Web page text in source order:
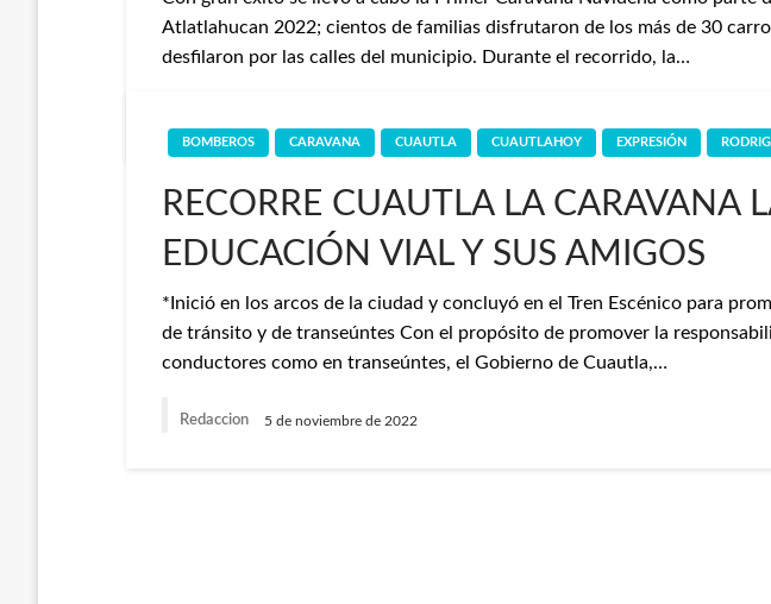
Atlatlahucan 2022; cientos de familias disfrutaron de los más de 30
desfilaron por las calles del municipio. Durante el recorrido, la…
BOMBEROS CARAVANA CUAUTLA CUAUTLAHOY EXPRESIÓN
RECORRE CUAUTLA LA CARAVANA
EDUCACIÓN VIAL Y SUS AMIGOS
*Inició en los arcos de la ciudad y concluyó en el Tren Escénico para
de tránsito y de transeúntes Con el propósito de promover la
conductores como en transeúntes, el Gobierno de Cuautla,…
Redaccion 5 de noviembre de 2022